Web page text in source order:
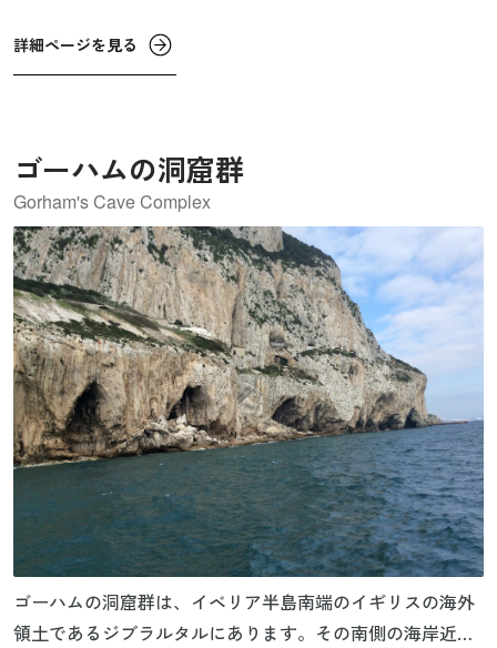
ズ一帯に築かれた城郭群は「アイアン・リング（鉄の
輪）」と呼ばれています。世界遺産に登録されている4つ
フ城は傑作と称されています。
詳細ページを見る
ゴーハムの洞窟群
Gorham's Cave Complex
ゴーハムの洞窟群は、イベリア半島南端のイギリスの海外
領土であるジブラルタルにあります。その南側の海岸近く